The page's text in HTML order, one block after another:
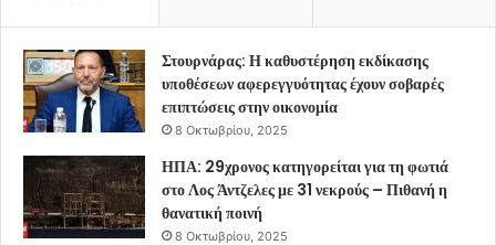
Στουρνάρας: Η καθυστέρηση εκδίκασης
υποθέσεων αφερεγγυότητας έχουν σοβαρές
επιπτώσεις στην οικονομία
8 Οκτωβρίου, 2025
ΗΠΑ: 29χρονος κατηγορείται για τη φωτιά
στο Λος Άντζελες με 31 νεκρούς – Πιθανή η
θανατική ποινή
8 Οκτωβρίου, 2025